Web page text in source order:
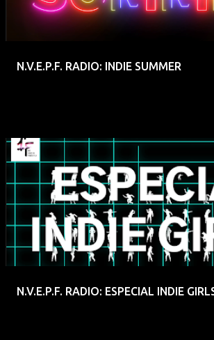
N.V.E.P.F. RADIO: INDIE SUMMER
N.V.E.P.F. RADIO: ESPECIAL INDIE